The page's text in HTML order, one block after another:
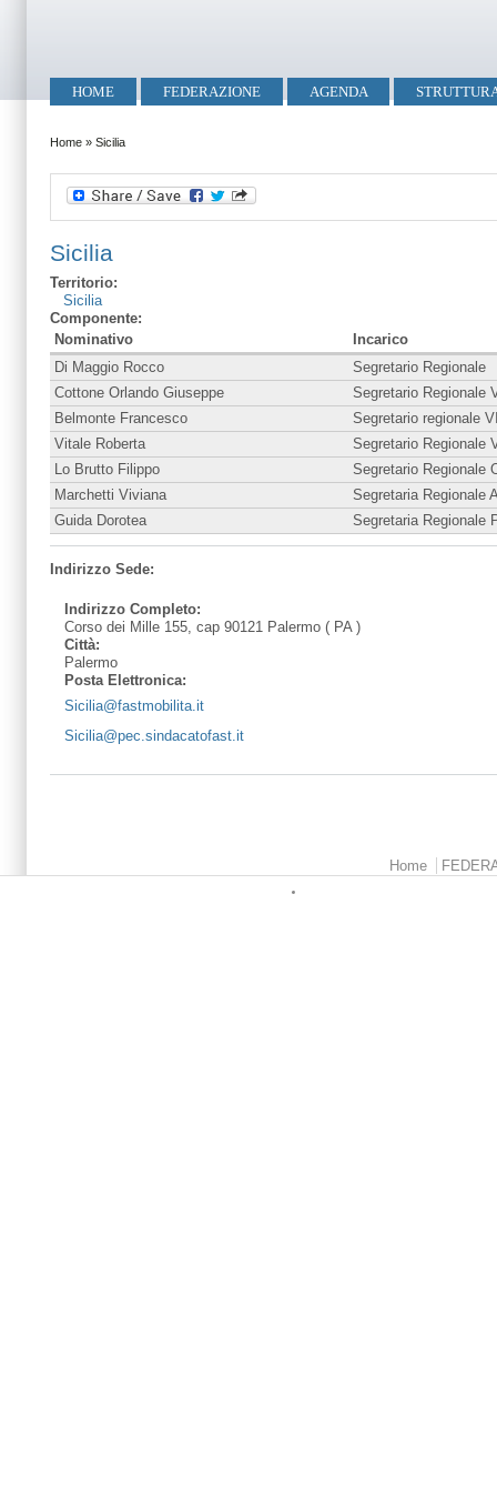
Menu principale
HOME FEDERAZIONE AGENDA
Tu sei qui
Home » Sicilia
Sicilia
Territorio:
Sicilia
Componente:
Nominativo
Incarico
Di Maggio Rocco
Segretario Regionale
Cottone Orlando Giuseppe
Segretario Regionale
Belmonte Francesco
Segretario regionale
Vitale Roberta
Segretario Regionale
Lo Brutto Filippo
Segretario Regionale
Marchetti Viviana
Segretaria Regionale
Guida Dorotea
Segretaria Regionale
Indirizzo Sede:
Indirizzo Completo:
Corso dei Mille 155, cap 90121 Palermo ( PA )
Città:
Palermo
Posta Elettronica:
Sicilia@fastmobilita.it
Sicilia@pec.sindacatofast.it
Home